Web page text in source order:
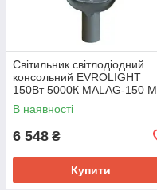
Світильник світлодіодний
консольний EVROLIGHT
150Вт 5000К MALAG-150 M
18000Лм IP65
В наявності
6 548 ₴
Купити